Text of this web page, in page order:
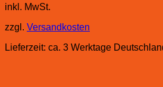
inkl. MwSt.
zzgl. Versandkosten
Lieferzeit: ca. 3 Werktage